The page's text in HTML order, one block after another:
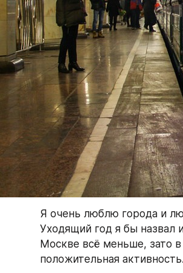
Я очень люблю города и
Уходящий год я бы назвал
Москве всё меньше, зато в
положительная активность.